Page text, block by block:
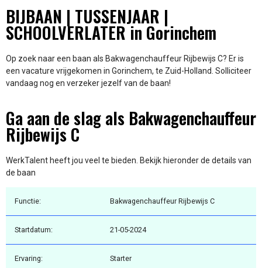
BIJBAAN | TUSSENJAAR |
SCHOOLVERLATER in Gorinchem
Op zoek naar een baan als Bakwagenchauffeur Rijbewijs C? Er is
een vacature vrijgekomen in Gorinchem, te Zuid-Holland. Solliciteer
vandaag nog en verzeker jezelf van de baan!
Ga aan de slag als Bakwagenchauffeur
Rijbewijs C
WerkTalent heeft jou veel te bieden. Bekijk hieronder de details van
de baan
Functie: Bakwagenchauffeur Rijbewijs C
Startdatum: 21-05-2024
Ervaring: Starter